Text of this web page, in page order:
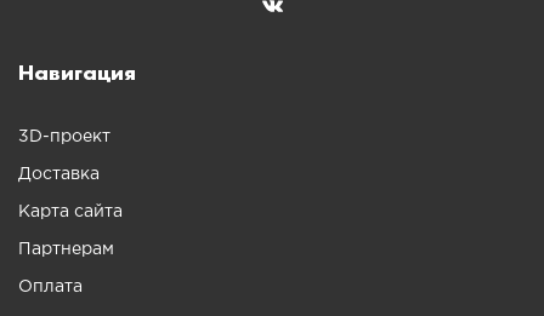
Навигация
3D-проект
Доставка
Карта сайта
Партнерам
Оплата